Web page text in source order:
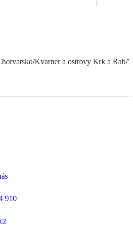
/Kvarner a ostrovy Krk a Rab/
910